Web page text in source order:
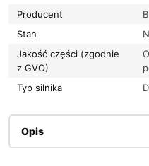
Producent
Stan
Jakość części (zgodnie
z GVO)
Typ silnika
Opis